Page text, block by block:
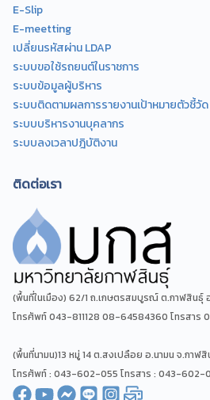
E-Slip
E-meetting
เปลี่ยนรหัสผ่าน LDAP
ระบบขอใช้รถยนต์ในราชการ
ระบบข้อมูลผู้บริหาร
ระบบติดตามผลการรายงานเป้าหมายตัวชี้วัด
ระบบบริหารงานบุคลากร
ระบบลงเวลาปฎิบัติงาน
ติดต่อเรา
(พื้นที่ในเมือง) 62/1 ถ.เกษตรสมบูรณ์ ต.กาฬสินธุ์
โทรศัพท์ 043-811128 08-64584360 โทรสาร
(พื้นที่นามน)13 หมู่ 14 ต.สงเปลือย อ.นามน จ.กาฬ
โทรศัพท์ : 043-602-055 โทรสาร : 043-602-